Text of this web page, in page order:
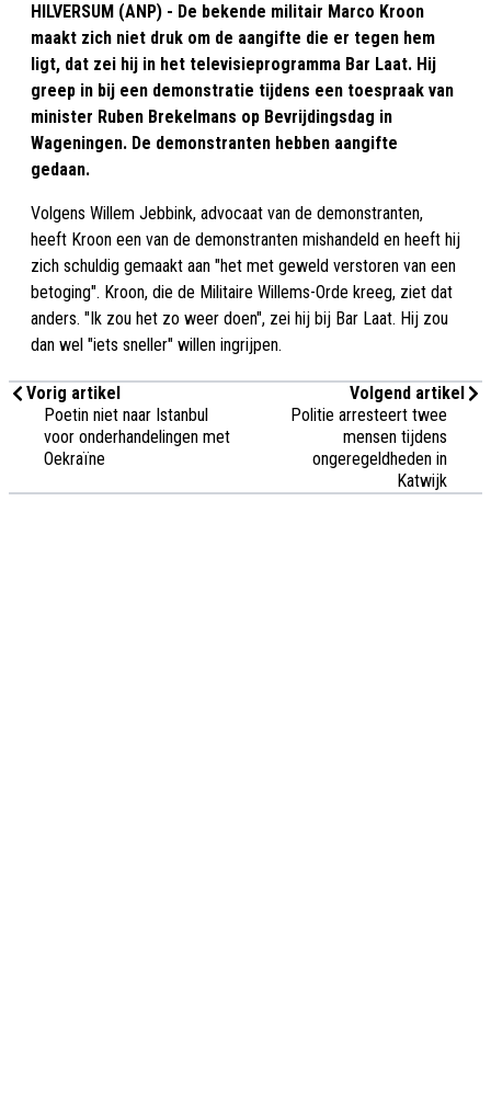
HILVERSUM (ANP) - De bekende militair Marco Kroon
maakt zich niet druk om de aangifte die er tegen hem
ligt, dat zei hij in het televisieprogramma Bar Laat. Hij
greep in bij een demonstratie tijdens een toespraak van
minister Ruben Brekelmans op Bevrijdingsdag in
Wageningen. De demonstranten hebben aangifte
gedaan.
Volgens Willem Jebbink, advocaat van de demonstranten,
heeft Kroon een van de demonstranten mishandeld en heeft hij
zich schuldig gemaakt aan "het met geweld verstoren van een
betoging". Kroon, die de Militaire Willems-Orde kreeg, ziet dat
anders. "Ik zou het zo weer doen", zei hij bij Bar Laat. Hij zou
dan wel "iets sneller" willen ingrijpen.
Vorig artikel
Poetin niet naar Istanbul
voor onderhandelingen met
Oekraïne
Volgend artikel
Politie arresteert twee
mensen tijdens
ongeregeldheden in
Katwijk